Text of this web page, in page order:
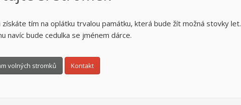
tím na oplátku trvalou památku, která bude žít možná stovky let.
navíc bude cedulka se jménem dárce.
volných stromků Kontakt